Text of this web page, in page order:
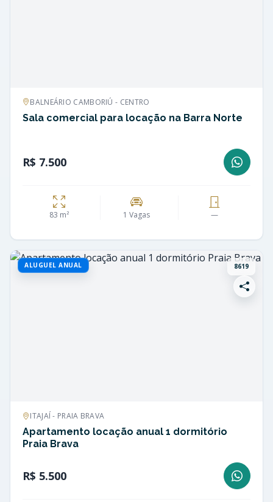
BALNEÁRIO CAMBORIÚ - CENTRO
Sala comercial para locação na Barra Norte
R$ 7.500
83 m² 1 Vagas —
ALUGUEL ANUAL 8619
ITAJAÍ - PRAIA BRAVA
Apartamento locação anual 1 dormitório
Praia Brava
R$ 5.500